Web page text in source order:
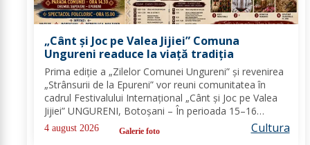
„Cânt și Joc pe Valea Jijiei” Comuna
Ungureni readuce la viață tradiția
Prima ediție a „Zilelor Comunei Ungureni” și revenirea
„Strânsurii de la Epureni” vor reuni comunitatea în
cadrul Festivalului Internațional „Cânt și Joc pe Valea
Jijiei” UNGURENI, Botoșani – În perioada 15–16
august 2026, comuna Ungureni va găzdui unul dintre
cele mai ample evenimente culturale...
4 august 2026 Galerie foto Cultura